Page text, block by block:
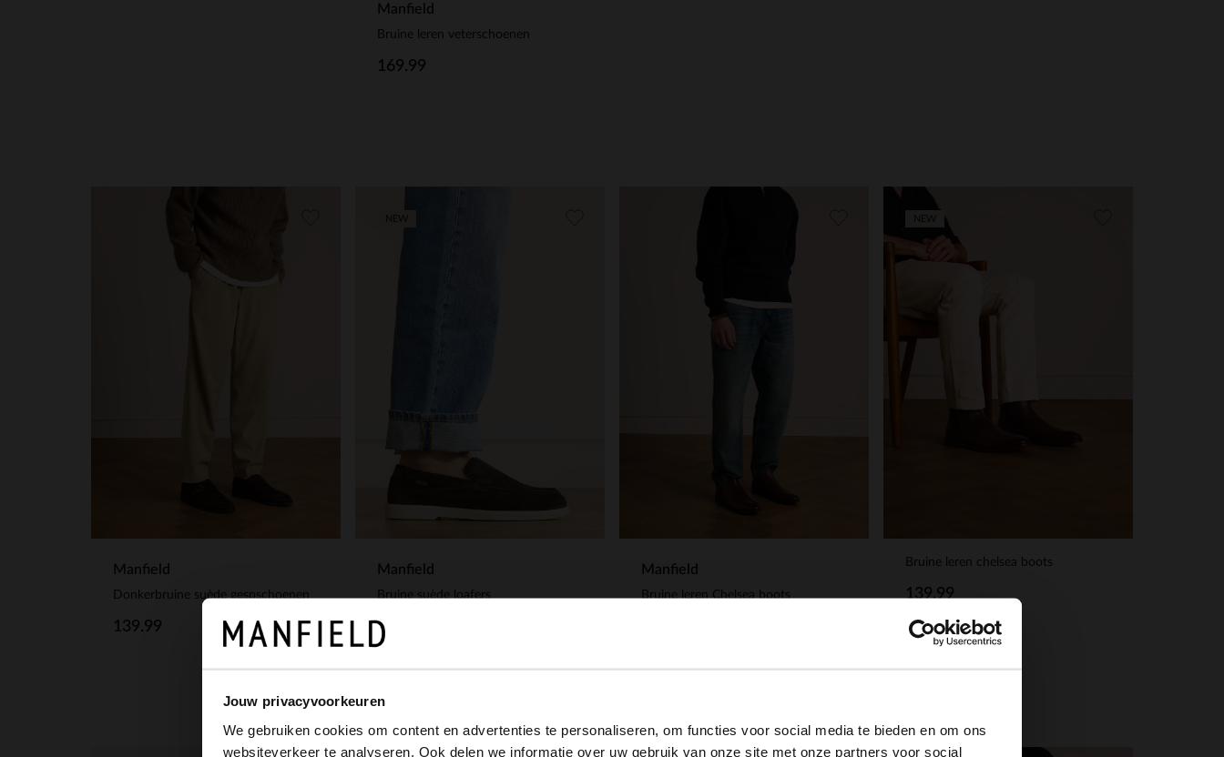
Jouw privacyvoorkeuren
We gebruiken cookies om content en advertenties te personaliseren, om functies voor social media te bieden en om ons
websiteverkeer te analyseren. Ook delen we informatie over uw gebruik van onze site met onze partners voor social
Manfield
Bruine leren veterschoenen
169.99
Manfield
Donkerbruine suède gespschoenen
139.99
Manfield
Bruine suède loafers
119.99
Manfield
Bruine leren Chelsea boots
Bruine leren chelsea boots
139.99
×
It looks like your language isn't Dutch. Would you like to